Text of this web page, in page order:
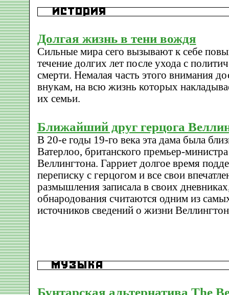
Долгая жизнь в тени вождя
Сильные мира сего вызывают к себе
течение долгих лет после ухода с
смерти. Немалая часть этого внимания
внукам, на всю жизнь которых
их семьи.
Ближайший друг герцога
В 20-е годы 19-го века эта дама была
Ватерлоо, британского премьер-
Веллингтона. Гарриет долгое время
переписку с герцогом и все свои
размышления записала в своих
обнародования считаются одним из
источников сведений о жизни
Бунтарская альтернатива The